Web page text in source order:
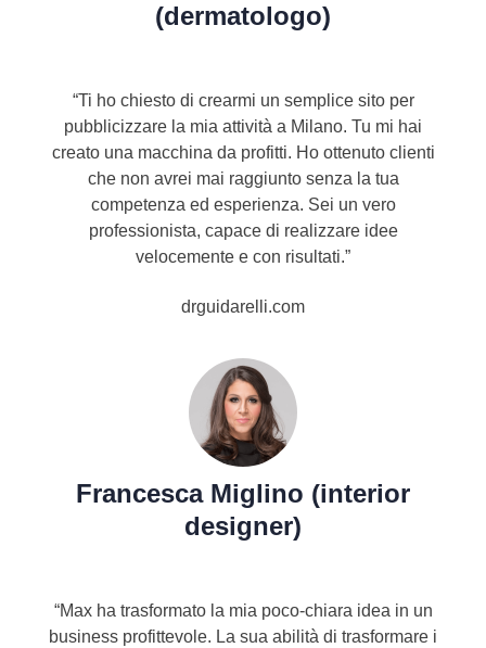
(dermatologo)
“Ti ho chiesto di crearmi un semplice sito per
pubblicizzare la mia attività a Milano. Tu mi hai
creato una macchina da profitti. Ho ottenuto clienti
che non avrei mai raggiunto senza la tua
competenza ed esperienza. Sei un vero
professionista, capace di realizzare idee
velocemente e con risultati.”
drguidarelli.com
Francesca Miglino (interior
designer)
“Max ha trasformato la mia poco-chiara idea in un
business profittevole. La sua abilità di trasformare i